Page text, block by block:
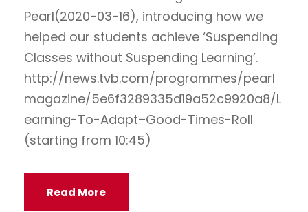
Pearl(2020-03-16), introducing how we
helped our students achieve ‘Suspending
Classes without Suspending Learning’.
http://news.tvb.com/programmes/pearl
magazine/5e6f3289335d19a52c9920a8/L
earning-To-Adapt–Good-Times-Roll
(starting from 10:45)
Read More